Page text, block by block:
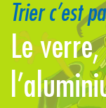
Trier c’est
Le